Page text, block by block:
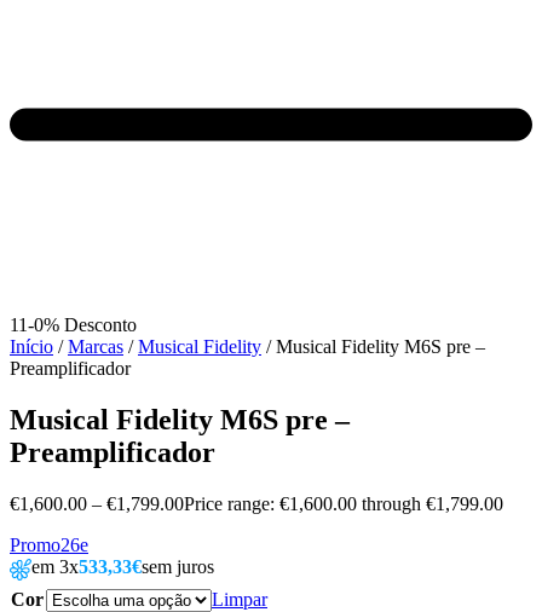
11-0% Desconto
Início /Marcas /Musical Fidelity / Musical Fidelity M6S pre –
Preamplificador
Musical Fidelity M6S pre –
Preamplificador
€1,600.00 – €1,799.00Price range: €1,600.00 through €1,799.00
Promo26e
em 3x533,33€sem juros
Cor
Limpar